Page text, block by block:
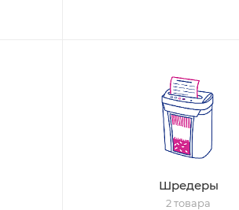
Шредеры
2 товара